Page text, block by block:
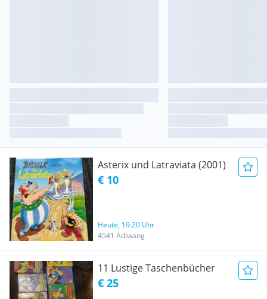
Asterix und Latraviata (2001)
€ 10
Heute, 19:20 Uhr
4541 Adlwang
11 Lustige Taschenbücher
€ 25